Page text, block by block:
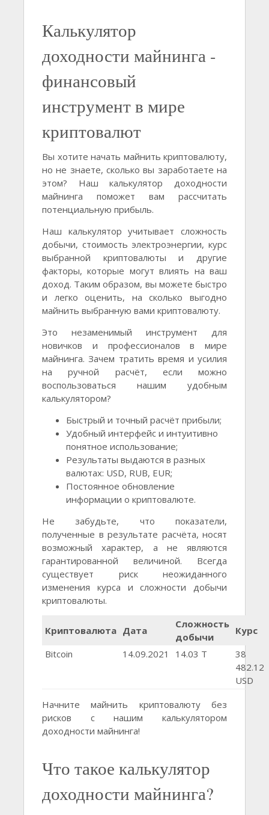
Калькулятор
доходности майнинга -
финансовый
инструмент в мире
криптовалют
Вы хотите начать майнить криптовалюту,
но не знаете, сколько вы заработаете на
этом? Наш калькулятор доходности
майнинга поможет вам рассчитать
потенциальную прибыль.
Наш калькулятор учитывает сложность
добычи, стоимость электроэнергии, курс
выбранной криптовалюты и другие
факторы, которые могут влиять на ваш
доход. Таким образом, вы можете быстро
и легко оценить, на сколько выгодно
майнить выбранную вами криптовалюту.
Это незаменимый инструмент для
новичков и профессионалов в мире
майнинга. Зачем тратить время и усилия
на ручной расчёт, если можно
воспользоваться нашим удобным
калькулятором?
Быстрый и точный расчёт прибыли;
Удобный интерфейс и интуитивно
понятное использование;
Результаты выдаются в разных
валютах: USD, RUB, EUR;
Постоянное обновление
информации о криптовалюте.
Не забудьте, что показатели,
полученные в результате расчёта, носят
возможный характер, а не являются
гарантированной величиной. Всегда
существует риск неожиданного
изменения курса и сложности добычи
криптовалюты.
Криптовалюта Дата
Сложность
добычи
Курс
Bitcoin
14.09.2021 14.03 Т
38
482.12
USD
Начните майнить криптовалюту без
рисков с нашим калькулятором
доходности майнинга!
Что такое калькулятор
доходности майнинга?